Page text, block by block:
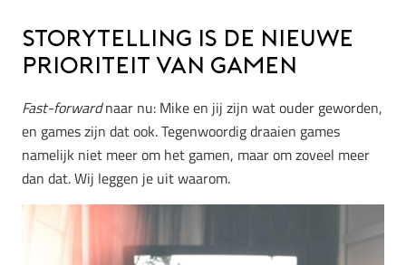
Storytelling is de nieuwe
prioriteit van gamen
Fast-forwardnaar nu: Mike en jij zijn wat ouder geworden,
en games zijn dat ook. Tegenwoordig draaien games
namelijk niet meer om het gamen, maar om zoveel meer
dan dat. Wij leggen je uit waarom.